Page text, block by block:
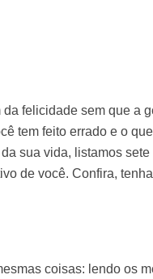
felicidade sem que a
tem feito errado e o
sua vida, listamos
de você. Confira, tenha
coisas: lendo os